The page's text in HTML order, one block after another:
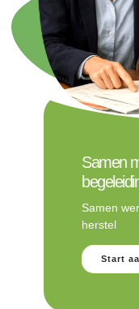
Samen
Samen
herstel
Start